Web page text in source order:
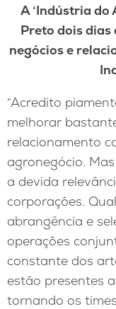
A ‘Indústria do
Preto dois dias
negócios e
“Acredito
melhorar
relacionamento
agronegócio.
a devida
corporações.
abrangência e
operações
constante dos
estão presentes
tornando os